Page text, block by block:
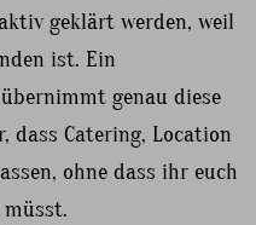
geklärt werden, weil
ist. Ein
genau diese
Catering, Location
ohne dass ihr euch